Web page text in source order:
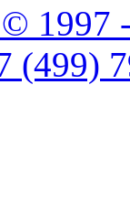
1997
(499)